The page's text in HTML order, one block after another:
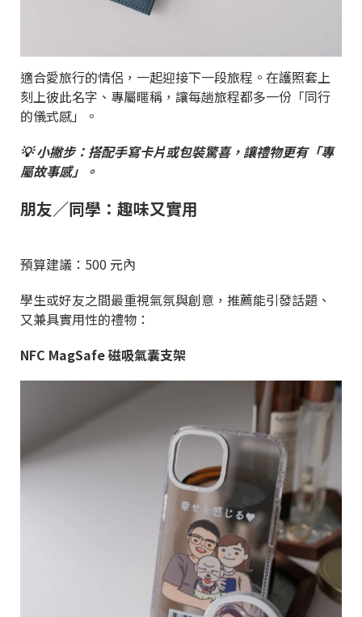
適合愛旅行的情侶，一起迎接下一段旅程。在護照套上
刻上彼此名字、專屬暱稱，讓每趟旅程都多一份「同行
的儀式感」。
💡 小撇步：搭配手寫卡片或包裝驚喜，讓禮物更有「專
屬故事感」。
朋友／同學：趣味又實用
預算建議：500 元內
學生或好友之間最重視氣氛與創意，推薦能引發話題、
又兼具實用性的禮物：
NFC MagSafe 磁吸氣囊支架